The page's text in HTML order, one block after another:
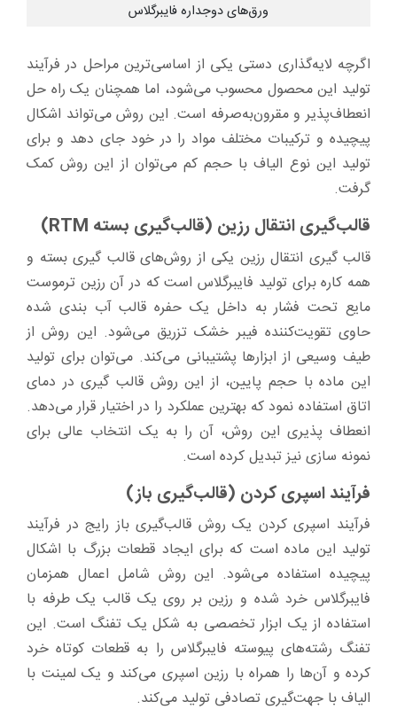
ورق‌های دوجداره فایبرگلاس
اگرچه لایه‌گذاری دستی یکی از اساسی‌ترین مراحل در فرآیند
تولید این محصول محسوب می‌شود، اما همچنان یک راه حل
انعطاف‌پذیر و مقرون‌به‌صرفه است. این روش می‌تواند اشکال
پیچیده و ترکیبات مختلف مواد را در خود جای دهد و برای
تولید این نوع الیاف با حجم کم می‌توان از این روش کمک
گرفت.
قالب‌گیری انتقال رزین (قالب‌گیری بسته RTM)
قالب گیری انتقال رزین یکی از روش‌های قالب گیری بسته و
همه کاره برای تولید فایبرگلاس است که در آن رزین ترموست
مایع تحت فشار به داخل یک حفره قالب آب بندی شده
حاوی تقویت‌کننده فیبر خشک تزریق می‌شود. این روش از
طیف وسیعی از ابزارها پشتیبانی می‌کند. می‌توان برای تولید
این ماده با حجم پایین، از این روش قالب گیری در دمای
اتاق استفاده نمود که بهترین عملکرد را در اختیار قرار می‌دهد.
انعطاف پذیری این روش، آن را به یک انتخاب عالی برای
نمونه سازی نیز تبدیل کرده است.
فرآیند اسپری کردن (قالب‌گیری باز)
فرآیند اسپری کردن یک روش قالب‌گیری باز رایج در فرآیند
تولید این ماده است که برای ایجاد قطعات بزرگ با اشکال
پیچیده استفاده می‌شود. این روش شامل اعمال همزمان
فایبرگلاس خرد شده و رزین بر روی یک قالب یک طرفه با
استفاده از یک ابزار تخصصی به شکل یک تفنگ است. این
تفنگ رشته‌های پیوسته فایبرگلاس را به قطعات کوتاه خرد
کرده و آن‌ها را همراه با رزین اسپری می‌کند و یک لمینت با
الیاف با جهت‌گیری تصادفی تولید می‌کند.